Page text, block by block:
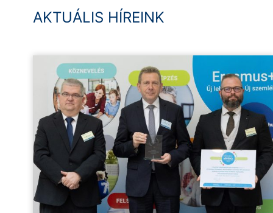
AKTUÁLIS HÍREINK